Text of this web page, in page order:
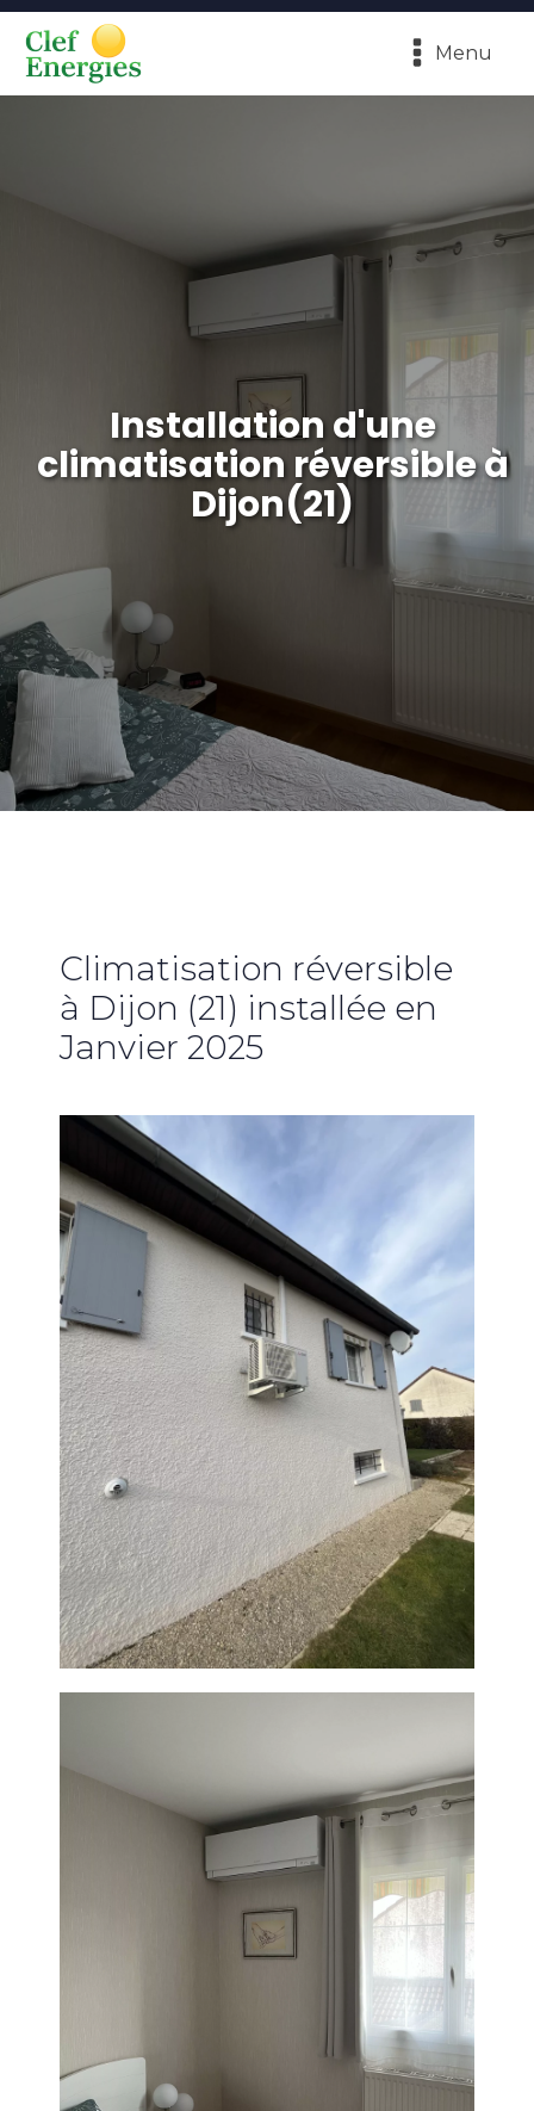
Menu
Installation d'une
climatisation réversible à
Dijon(21)
Climatisation réversible
à Dijon (21) installée en
Janvier 2025